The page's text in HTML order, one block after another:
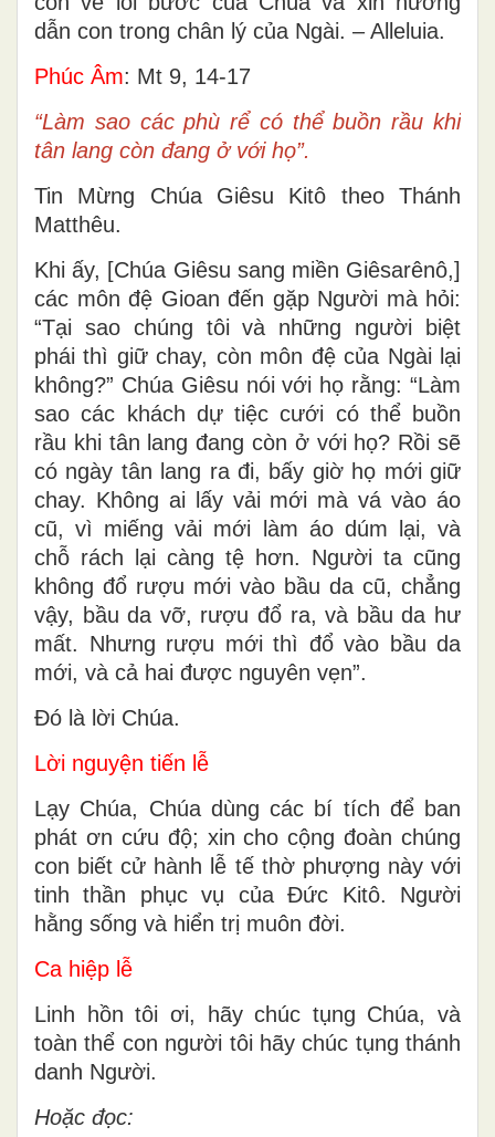
dẫn con trong chân lý của Ngài. – Alleluia.
Phúc Âm: Mt 9, 14-17
“Làm sao các phù rể có thể buồn rầu khi
tân lang còn đang ở với họ”.
Tin Mừng Chúa Giêsu Kitô theo Thánh
Matthêu.
Khi ấy, [Chúa Giêsu sang miền Giêsarênô,]
các môn đệ Gioan đến gặp Người mà hỏi:
“Tại sao chúng tôi và những người biệt
phái thì giữ chay, còn môn đệ của Ngài lại
không?” Chúa Giêsu nói với họ rằng: “Làm
sao các khách dự tiệc cưới có thể buồn
rầu khi tân lang đang còn ở với họ? Rồi sẽ
có ngày tân lang ra đi, bấy giờ họ mới giữ
chay. Không ai lấy vải mới mà vá vào áo
cũ, vì miếng vải mới làm áo dúm lại, và
chỗ rách lại càng tệ hơn. Người ta cũng
không đổ rượu mới vào bầu da cũ, chẳng
vậy, bầu da vỡ, rượu đổ ra, và bầu da hư
mất. Nhưng rượu mới thì đổ vào bầu da
mới, và cả hai được nguyên vẹn”.
Ðó là lời Chúa.
Lời nguyện tiến lễ
Lạy Chúa, Chúa dùng các bí tích để ban
phát ơn cứu độ; xin cho cộng đoàn chúng
con biết cử hành lễ tế thờ phượng này với
tinh thần phục vụ của Ðức Kitô. Người
hằng sống và hiển trị muôn đời.
Ca hiệp lễ
Linh hồn tôi ơi, hãy chúc tụng Chúa, và
toàn thể con người tôi hãy chúc tụng thánh
danh Người.
Hoặc đọc: